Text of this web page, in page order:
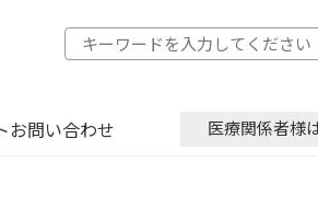
お問い合わせ 医療関係者様